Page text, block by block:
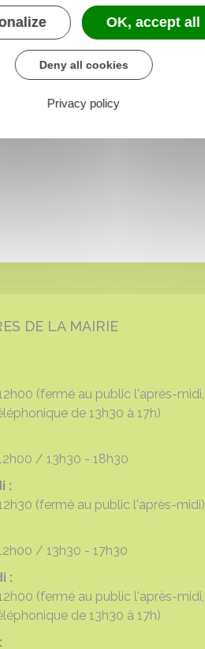
DE LA MAIRIE
(fermé au public l'après-midi,
de 13h30 à 17h)
13h30 - 18h30
:
(fermé au public l'après-midi)
13h30 - 17h30
:
(fermé au public l'après-midi,
de 13h30 à 17h)
OK, accept all
Deny all cookies
Privacy policy